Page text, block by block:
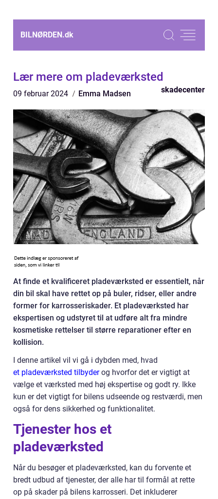
BILNØRDEN.dk
Lær mere om pladeværksted
09 februar 2024 Emma Madsen skadecenter
At finde et kvalificeret pladeværksted er essentielt, når
din bil skal have rettet op på buler, ridser, eller andre
former for karrosseriskader. Et pladeværksted har
ekspertisen og udstyret til at udføre alt fra mindre
kosmetiske rettelser til større reparationer efter en
kollision.
I denne artikel vil vi gå i dybden med, hvad
et pladeværksted tilbyderog hvorfor det er vigtigt at
vælge et værksted med høj ekspertise og godt ry. Ikke
kun er det vigtigt for bilens udseende og restværdi, men
også for dens sikkerhed og funktionalitet.
Tjenester hos et
pladeværksted
Når du besøger et pladeværksted, kan du forvente et
bredt udbud af tjenester, der alle har til formål at rette
op på skader på bilens karrosseri. Det inkluderer